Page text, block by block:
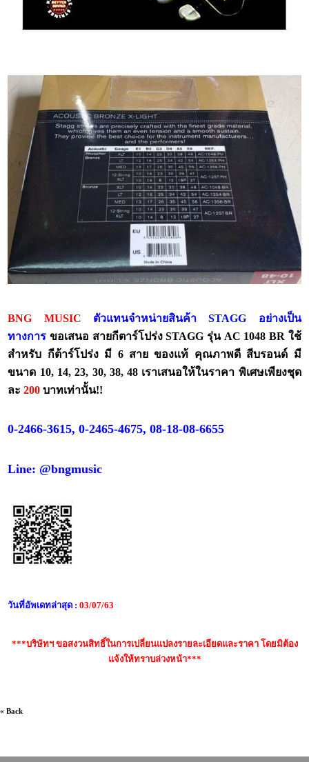
BNG MUSIC
ตัวแทนจำหน่ายสินค้า STAGG อย่างเป็น
ทางการ ขอเสนอ สายกีตาร์โปร่ง STAGG รุ่น AC 1048 BR ใช้
สำหรับ กีต้าร์โปร่ง มี 6 สายของแท้ คุณภาพดี สีบรอนด์ มี
ขนาด 10, 14, 23, 30, 38, 48 เราเสนอให้ในราคา พิเศษเพียงชุด
ละ200บาทเท่านั้น!!
0-2466-3615, 0-2465-4675, 08-18-08-6655
Line: @bngmusic
วันที่อัพเดทล่าสุด :03/07/63
***บริษัทฯ ขอสงวนสิทธิ์ในการเปลี่ยนแปลงรายละเอียดและราคา โดยมิต้อง
แจ้งให้ทราบล่วงหน้า***
« Back